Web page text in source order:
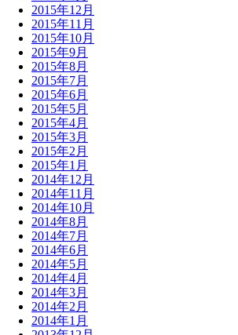
2015年12月
2015年11月
2015年10月
2015年9月
2015年8月
2015年7月
2015年6月
2015年5月
2015年4月
2015年3月
2015年2月
2015年1月
2014年12月
2014年11月
2014年10月
2014年8月
2014年7月
2014年6月
2014年5月
2014年4月
2014年3月
2014年2月
2014年1月